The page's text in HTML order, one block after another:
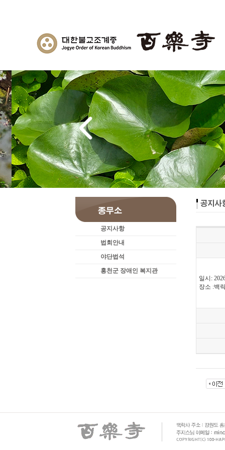
공지사항
법회안내
야단법석
홍천군 장애인 복지관
일시:
장소 :백